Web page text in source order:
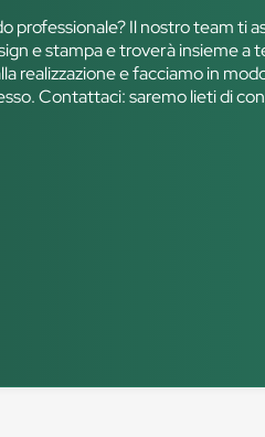
professionale? Il nostro team ti
e stampa e troverà insieme a
realizzazione e facciamo in
Contattaci: saremo lieti di